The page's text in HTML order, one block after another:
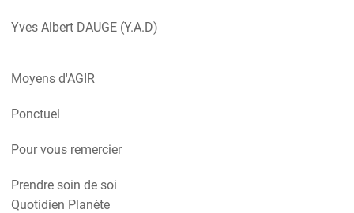
Yves Albert DAUGE (Y.A.D)
Moyens d'AGIR
Ponctuel
Pour vous remercier
Prendre soin de soi
Quotidien Planète